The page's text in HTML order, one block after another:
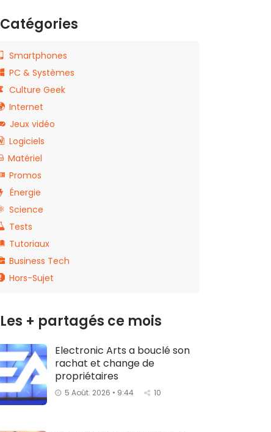
Catégories
Smartphones
PC & Systèmes
Culture Geek
Internet
Jeux vidéo
Logiciels
Matériel
Promos
Énergie
Science
Tests
Tutoriaux
Business Tech
Hors-Sujet
Les + partagés ce mois
Electronic Arts a bouclé son
rachat et change de
propriétaires
5 Août. 2026 • 9:44 10